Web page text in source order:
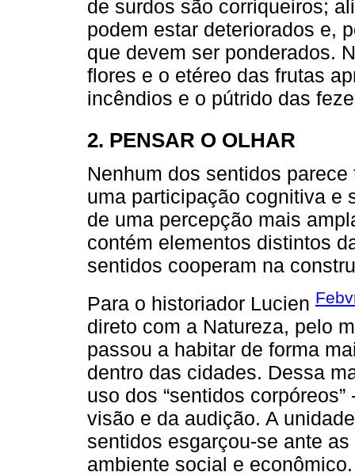
de surdos são corriqueiros;
podem estar deteriorados e,
que devem ser ponderados.
flores e o etéreo das frutas
incêndios e o pútrido das
2. PENSAR O OLHAR
Nenhum dos sentidos
uma participação cognitiva e
de uma percepção mais
contém elementos distintos
sentidos cooperam na
Para o historiador Lucien
direto com a Natureza, pelo
passou a habitar de forma
dentro das cidades. Dessa
uso dos “sentidos
visão e da audição. A
sentidos esgarçou-se ante
ambiente social e econômico.